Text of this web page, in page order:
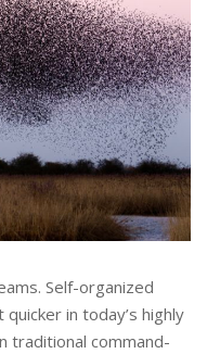
Self-organized
in today’s highly
traditional command-